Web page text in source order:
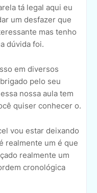
tá legal aqui eu
um desfazer que
mas tenho
dúvida foi.
em diversos
pelo seu
nossa aula tem
quiser conhecer o.
vou estar deixando
realmente um é que
realmente um
cronológica